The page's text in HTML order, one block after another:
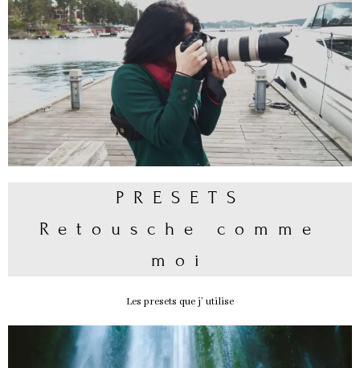
PRESETS
Retousche comme
moi
Les presets que j’ utilise